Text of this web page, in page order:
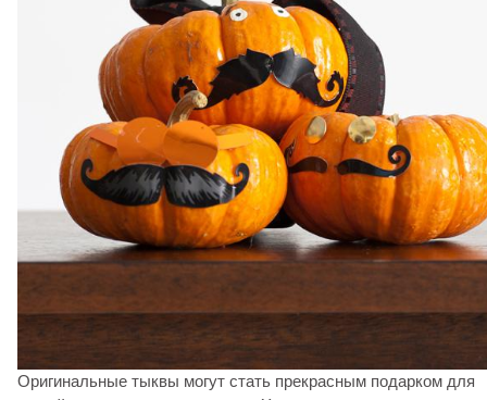
Оригинальные тыквы могут стать прекрасным подарком для